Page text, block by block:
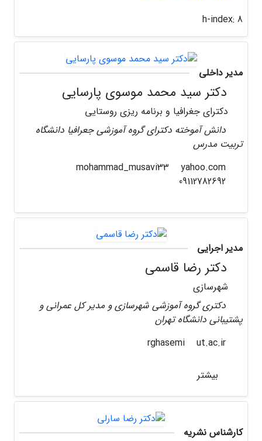
h-index: 8
مدیر داخلی
دکتر سید محمد موسوی پارسایی
دکترای جغرافیا و برنامه ریزی روستایی
دانش آموخته دکترای گروه آموزشی جعرافیا دانشگاه
تربیت مدرس
yahoo.com
مدیر اجرایی
دکتر رضا قاسمی
شهرسازی
دکتری گروه آموزشی شهرسازی و مدیر کل عمرانی و
پشتیبانی دانشگاه تهران
ut.ac.ir
بیشتر
کارشناس نشریه